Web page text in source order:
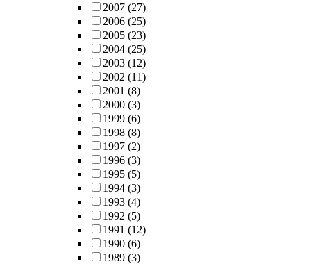
2007 (27)
2006 (25)
2005 (23)
2004 (25)
2003 (12)
2002 (11)
2001 (8)
2000 (3)
1999 (6)
1998 (8)
1997 (2)
1996 (3)
1995 (5)
1994 (3)
1993 (4)
1992 (5)
1991 (12)
1990 (6)
1989 (3)